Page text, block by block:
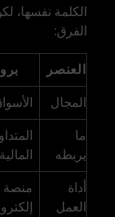
الكلمة نفسها،
الفرق:
العنصر
المجال
ما
يربطه
أداة
العمل
منصة